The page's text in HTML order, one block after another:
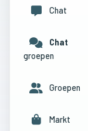
Chat
Chat
groepen
Groepen
Markt